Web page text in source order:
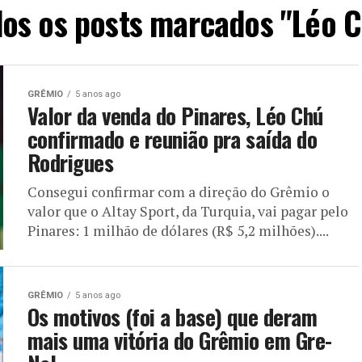
os posts marcados "Léo
GRÊMIO 5 anos ago
Valor da venda do Pinares, Léo Chú
confirmado e reunião pra saída do
Rodrigues
Consegui confirmar com a direção do Grêmio o
valor que o Altay Sport, da Turquia, vai pagar pelo
Pinares: 1 milhão de dólares (R$ 5,2 milhões)....
GRÊMIO 5 anos ago
Os motivos (foi a base) que deram
mais uma vitória do Grêmio em Gre-